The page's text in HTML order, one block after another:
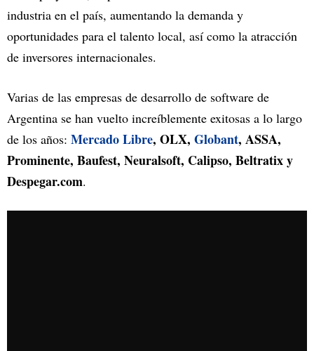
industria en el país, aumentando la demanda y
oportunidades para el talento local, así como la atracción
de inversores internacionales.
Varias de las empresas de desarrollo de software de
Argentina se han vuelto increíblemente exitosas a lo largo
de los años: Mercado Libre, OLX, Globant, ASSA,
Prominente, Baufest, Neuralsoft, Calipso, Beltratix y
Despegar.com.